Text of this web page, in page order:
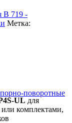
поворотные
В 719 -
Метка:
UL для
комплектами,